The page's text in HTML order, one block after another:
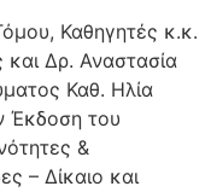
Καθηγητές κ.κ.
Δρ. Αναστασία
Καθ. Ηλία
Έκδοση του
&
– Δίκαιο και